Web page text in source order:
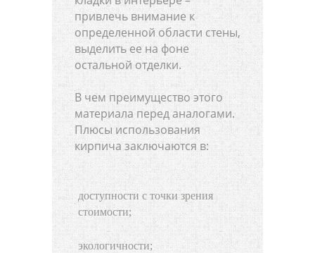
привлечь внимание к
определенной области стены,
выделить ее на фоне
остальной отделки.
В чем преимущество этого
материала перед аналогами.
Плюсы использования
кирпича заключаются в:
доступности с точки зрения
стоимости;
экологичности;